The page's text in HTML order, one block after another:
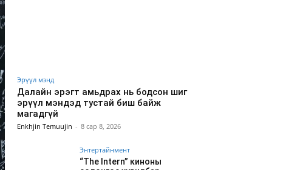
Эрүүл мэнд
Далайн эрэгт амьдрах нь бодсон шиг
эрүүл мэндэд тустай биш байж
магадгүй
Enkhjin Temuujin - 8 сар 8, 2026
Энтертайнмент
“The Intern” киноны